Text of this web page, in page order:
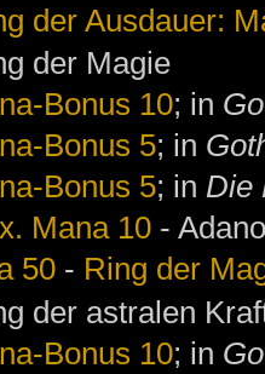
der Ausdauer:
der Magie
Bonus 10; in
Bonus 5; in
Bonus 5; in Die
Mana 10 -
50 - Ring der
der astralen
Bonus 10; in